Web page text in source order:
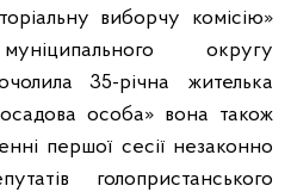
виборчу комісію»
округу
35-річна жителька
особа» вона також
першої сесії незаконно
голопристанського